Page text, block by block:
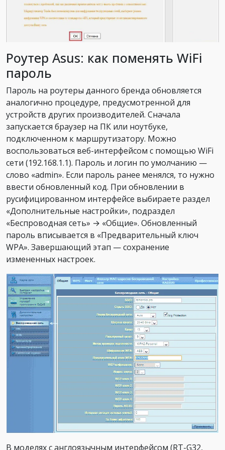
Роутер Asus: как поменять WiFi
пароль
Пароль на роутеры данного бренда обновляется
аналогично процедуре, предусмотренной для
устройств других производителей. Сначала
запускается браузер на ПК или ноутбуке,
подключенном к маршрутизатору. Можно
воспользоваться веб-интерфейсом с помощью WiFi
сети (192.168.1.1). Пароль и логин по умолчанию —
слово «admin». Если пароль ранее менялся, то нужно
ввести обновленный код. При обновлении в
русифицированном интерфейсе выбираете раздел
«Дополнительные настройки», подраздел
«Беспроводная сеть» → «Общие». Обновленный
пароль вписывается в «Предварительный ключ
WPA». Завершающий этап — сохранение
измененных настроек.
В моделях с англоязычным интерфейсом (RT-G32,